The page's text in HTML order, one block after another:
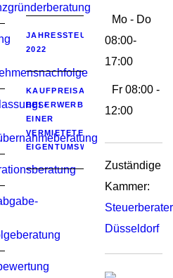
JAHRESSTEUERGESETZ
2022
KAUFPREISAUFTEILUNG
BEI ERWERB
EINER
VERMIETETEN
EIGENTUMSWOHNUNG
Mo - Do
08:00-
17:00
Fr 08:00 -
12:00
Zuständige
Kammer:
Düsseldorf